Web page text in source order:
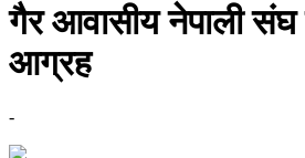
गैर आवासीय नेपाली संघ
आग्रह
-